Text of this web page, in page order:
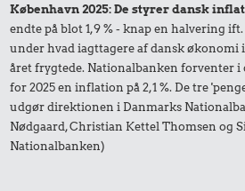
København 2025: De styrer dansk
endte på blot 1,9 % - knap en halvering
under hvad iagttagere af dansk økonomi
året frygtede. Nationalbanken forventer i
for 2025 en inflation på 2,1 %. De tre
udgør direktionen i Danmarks
Nødgaard, Christian Kettel Thomsen og
Nationalbanken)